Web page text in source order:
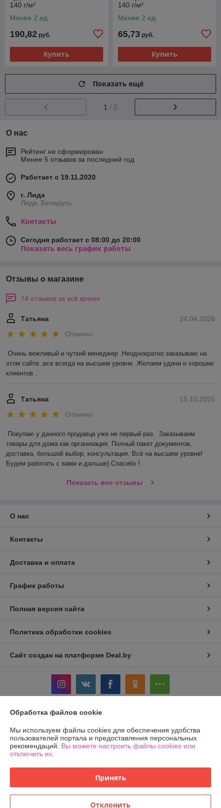
140 г/м²
Менее 2 ед.
190,82 руб.
Купить
140 г/м²
Менее 2 ед.
65,73 руб.
Купить
Показать ещё
1 / 2
О нас
Рейтинг не сформирован
Менее 5 отзывов за последний год
Работает с 19.11.2020
г. Лида
Лида, Беларусь
Контакты
Сегодня работает с 08:00 до 20:00
Показать весь график работы
Отзывы о магазине
74 отзывов за всё время
24.04.2026
Татьяна
Отлично
Очень вежливый и чуткий менеджер .Неоднократно заказываю на
этом сайте ,все всегда на высшем уровне .Желаем удачи и хороших
клиентов .
15.10.2025
Татьяна
Отлично
Покупаю у данного продавца уже не первый раз.  Заказываем
товары для дома как организация. Полный пакет документов,
доставка, большой выбор, консультация. Всё на высшем уровне!
Будем работать с вами и дальше) Спасибо !
Показать все отзывы
О нас
Контакты
Доставка и оплата
График работы
Полная версия сайта
Политика обработки cookies
Сайт создан на платформе Deal.by
Юридическое лицо:Общество с ограниченной ответственностью
«ЛЕОВЕНС»
Р.Б., Гродненская обл., г Лида, ул. Летная, дом 7А, оф.5, каб., 231300
Регистрационный номер ЕГР: 592035467
Регистрационный орган: Лидский районный исполнительный комитет
Обработка файлов cookie
Мы используем файлы cookies для обеспечения удобства
пользователей портала и предоставления персональных
рекомендаций. Вы можете настроить файлы cookies или
отключить их.
Принять
Отклонить